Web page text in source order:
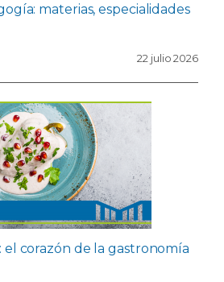
materias, especialidades
22 julio 2026
el corazón de la gastronomía